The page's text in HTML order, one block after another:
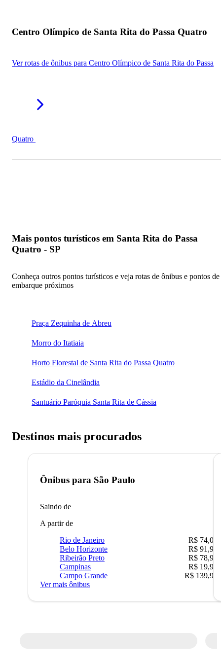
Centro Olímpico de Santa Rita do Passa Quatro
Ver rotas de ônibus para Centro Olímpico de Santa Rita do Passa
Quatro
Mais pontos turísticos em Santa Rita do Passa
Quatro - SP
Conheça outros pontos turísticos e veja rotas de ônibus e pontos de
embarque próximos
Praça Zequinha de Abreu
Morro do Itatiaia
Horto Florestal de Santa Rita do Passa Quatro
Estádio da Cinelândia
Santuário Paróquia Santa Rita de Cássia
Destinos mais procurados
Ônibus para São Paulo
Saindo de
A partir de
Rio de Janeiro
R$ 74,00
Belo Horizonte
R$ 91,90
Ribeirão Preto
R$ 78,90
Campinas
R$ 19,90
Campo Grande
R$ 139,90
Ver mais ônibus